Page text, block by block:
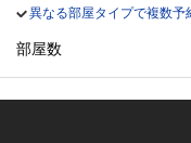
異なる部屋タイプで複数予
部屋数